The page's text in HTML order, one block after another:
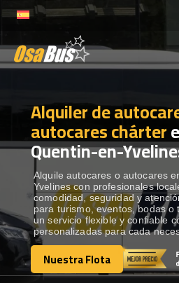
to
ALQUILER DE AUTOCARES
DESTINOS
RECORRIDAS
FLOTA
Alquiler de
autocares chárter
Quentin-en-
Alquile autocares o autocares
Yvelines con profesionales
comodidad, seguridad y
para turismo, eventos, bodas o
un servicio flexible y confiable
personalizadas para cada
Nuestra Flota
Nuestra Flota